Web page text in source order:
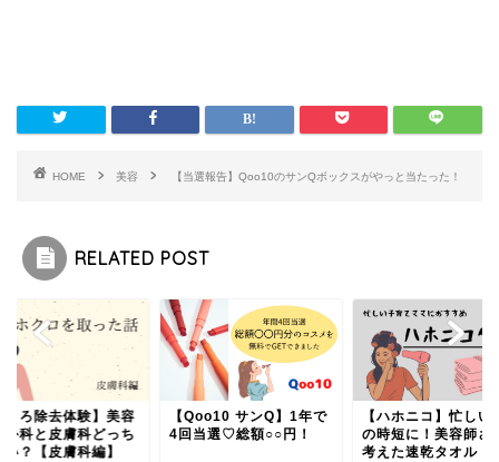
HOME 美容 【当選報告】Qoo10のサンQボックスがやっと当たった！
RELATED POST
くろ除去体験】美容
外科と皮膚科どっち
い？【皮膚科編】
【Qoo10 サンQ】1年で
4回当選♡総額○○円！
【ハホニコ】忙しい
の時短に！美容師さ
考えた速乾タオル